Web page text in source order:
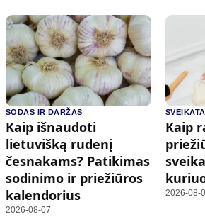
SODAS IR DARŽAS
Kaip išnaudoti
lietuvišką rudenį
česnakams? Patikimas
sodinimo ir priežiūros
kalendorius
2026-08-07
Kaip
2026-08-